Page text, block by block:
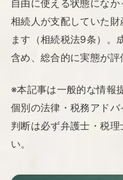
自由に使える状態にな
相続人が支配していた
ます（相続税法9条）。
含め、総合的に実態が評
※本記事は一般的な情報
個別の法律・税務アド
判断は必ず弁護士・税
い。